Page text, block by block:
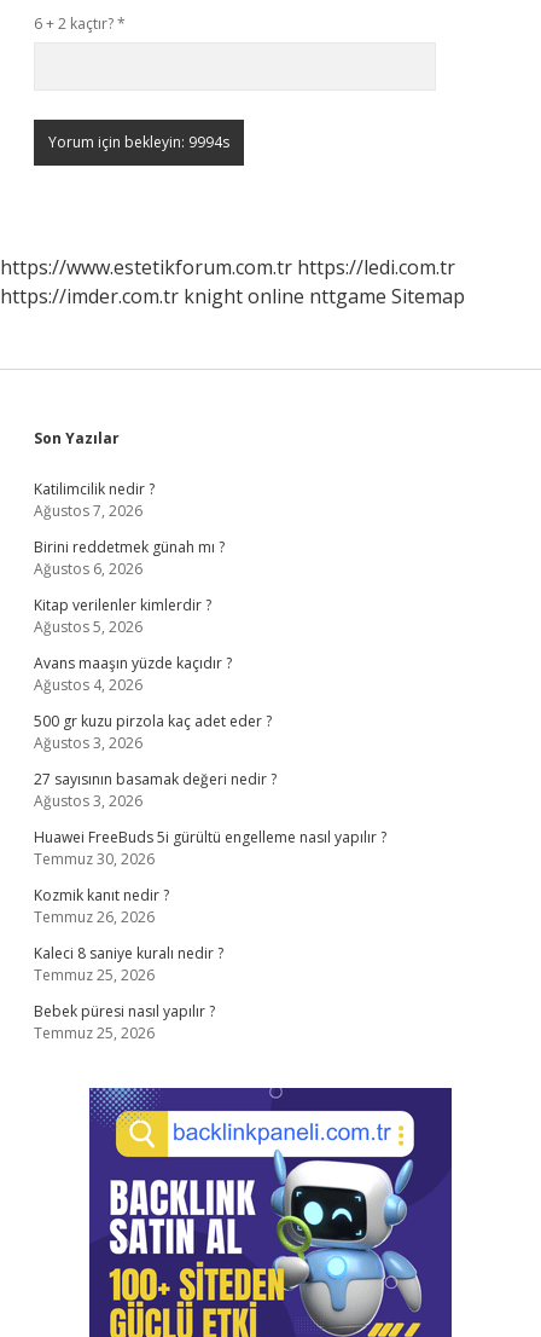
6 + 2 kaçtır?*
https://www.estetikforum.com.tr https://ledi.com.tr
https://imder.com.tr knight online nttgame Sitemap
Sidebar
Son Yazılar
Katilimcilik nedir ?
Ağustos 7, 2026
Birini reddetmek günah mı ?
Ağustos 6, 2026
Kitap verilenler kimlerdir ?
Ağustos 5, 2026
Avans maaşın yüzde kaçıdır ?
Ağustos 4, 2026
500 gr kuzu pirzola kaç adet eder ?
Ağustos 3, 2026
27 sayısının basamak değeri nedir ?
Ağustos 3, 2026
Huawei FreeBuds 5i gürültü engelleme nasıl yapılır ?
Temmuz 30, 2026
Kozmik kanıt nedir ?
Temmuz 26, 2026
Kaleci 8 saniye kuralı nedir ?
Temmuz 25, 2026
Bebek püresi nasıl yapılır ?
Temmuz 25, 2026